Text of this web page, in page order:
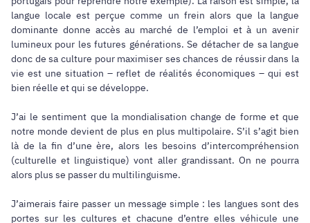
langue locale est perçue comme un frein alors que la langue
dominante donne accès au marché de l’emploi et à un avenir
lumineux pour les futures générations. Se détacher de sa langue
donc de sa culture pour maximiser ses chances de réussir dans la
vie est une situation – reflet de réalités économiques – qui est
bien réelle et qui se développe.
J’ai le sentiment que la mondialisation change de forme et que
notre monde devient de plus en plus multipolaire. S’il s’agit bien
là de la fin d’une ère, alors les besoins d’intercompréhension
(culturelle et linguistique) vont aller grandissant. On ne pourra
alors plus se passer du multilinguisme.
J’aimerais faire passer un message simple : les langues sont des
portes sur les cultures et chacune d’entre elles véhicule une